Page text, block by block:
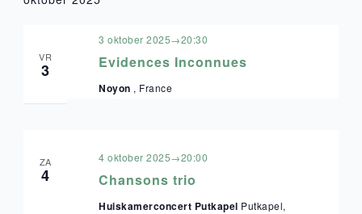
VR
3 Evidences Inconnues
3 oktober 2025→20:30
Noyon , France
ZA
4 Chansons trio
4 oktober 2025→20:00
Huiskamerconcert Putkapel Putkapel,